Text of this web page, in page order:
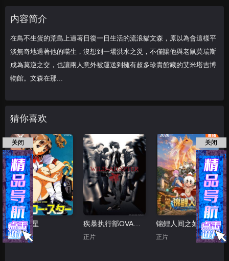
内容简介
在鳥不生蛋的荒島上過著日復一日生活的流浪貓文森，原以為會這樣平
淡無奇地過著他的喵生，沒想到一場洪水之災，不僅讓他與老鼠莫瑞斯
成為莫逆之交，也讓兩人意外被運送到擁有超多珍貴館藏的艾米塔吉博
物館。文森在那...
猜你喜欢
黄色之星
正片
疾暴执行部OVA：禅
正片
锦鲤人间之如愿以偿
正片
关闭 关闭